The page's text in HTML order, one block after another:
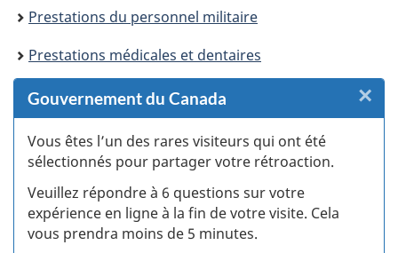
Prestations du personnel militaire
Prestations médicales et dentaires
Gouvernement du Canada
Vous êtes l’un des rares visiteurs qui ont été
sélectionnés pour partager votre rétroaction.
Veuillez répondre à 6 questions sur votre
expérience en ligne à la fin de votre visite. Cela
vous prendra moins de 5 minutes.
×